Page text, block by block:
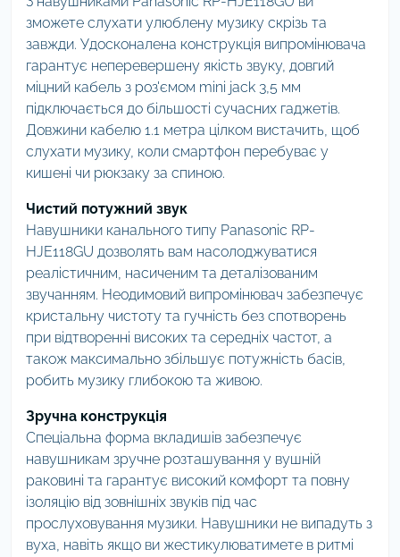
зможете слухати улюблену музику скрізь та
завжди. Удосконалена конструкція випромінювача
гарантує неперевершену якість звуку, довгий
міцний кабель з роз'ємом mini jack 3,5 мм
підключається до більшості сучасних гаджетів.
Довжини кабелю 1.1 метра цілком вистачить, щоб
слухати музику, коли смартфон перебуває у
кишені чи рюкзаку за спиною.
Чистий потужний звук
Навушники канального типу Panasonic RP-
HJE118GU дозволять вам насолоджуватися
реалістичним, насиченим та деталізованим
звучанням. Неодимовий випромінювач забезпечує
кристальну чистоту та гучність без спотворень
при відтворенні високих та середніх частот, а
також максимально збільшує потужність басів,
робить музику глибокою та живою.
Зручна конструкція
Спеціальна форма вкладишів забезпечує
навушникам зручне розташування у вушній
раковині та гарантує високий комфорт та повну
ізоляцію від зовнішніх звуків під час
прослуховування музики. Навушники не випадуть з
вуха, навіть якщо ви жестикулюватимете в ритмі